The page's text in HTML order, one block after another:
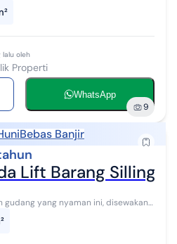
lalu oleh
Properti
WhatsApp
9
Bebas Banjir
Lift Barang Silling
yang lengkap, cocok untuk Anda